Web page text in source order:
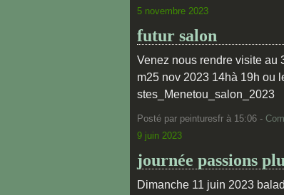
5 novembre 2023
futur salon
Venez nous rendre visite au
m25 nov 2023 14hà 19h ou
stes_Menetou_salon_2023
Posté par peinturesfr à 15:06 -
9 juin 2023
journée passions
Dimanche 11 juin 2023